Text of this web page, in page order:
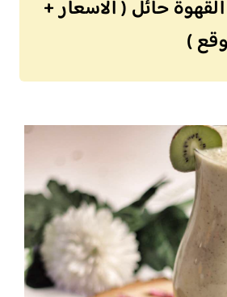
حائل ( الاسعار +
)